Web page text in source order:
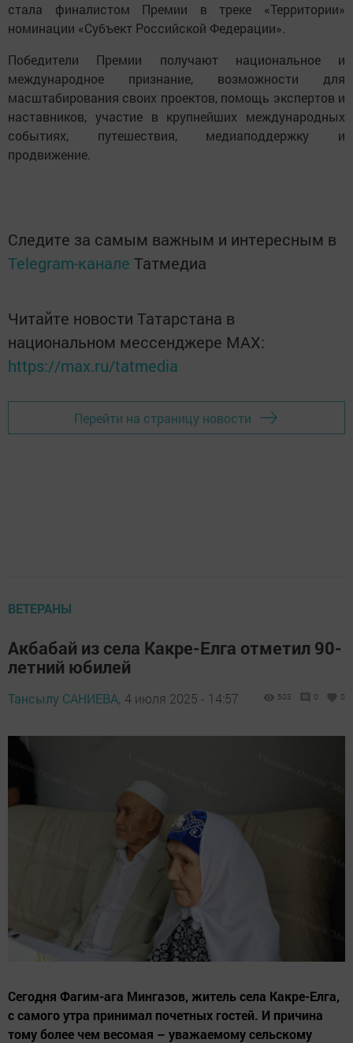
стала финалистом Премии в треке «Территории»
номинации «Субъект Российской Федерации».
Победители Премии получают национальное и
международное признание, возможности для
масштабирования своих проектов, помощь экспертов и
наставников, участие в крупнейших международных
событиях, путешествия, медиаподдержку и
продвижение.
Следите за самым важным и интересным в
Telegram-канале Татмедиа
Читайте новости Татарстана в
национальном мессенджере MАХ:
https://max.ru/tatmedia
Перейти на страницу новости
ВЕТЕРАНЫ
Акбабай из села Какре-Елга отметил 90-
летний юбилей
Тансылу САНИЕВА, 4 июля 2025 - 14:57 503 0 0
Сегодня Фагим-ага Мингазов, житель села Какре-Елга,
с самого утра принимал почетных гостей. И причина
тому более чем весомая – уважаемому сельскому